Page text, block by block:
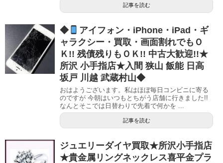
記事を読む
◆
アイフォン・iPhone・iPad・ギ
ャラクシー・買取・画面割れでもＯ
Ｋ!! 残債残りもＯＫ!! 中古大歓迎!!★
所沢 小手指店★入間 狭山 飯能 日高
坂戸 川越 武蔵村山◆
おはようございます。私はほぼ毎日コンビニに寄る
のですが 今朝はいつもとちがう店舗に行きました!!
なんとそこでは日替わりで先着で何かを ...
記事を読む
ジュエリーダイヤ買取★所沢小手指店
★貴金属リングネックレス喜平金プラ